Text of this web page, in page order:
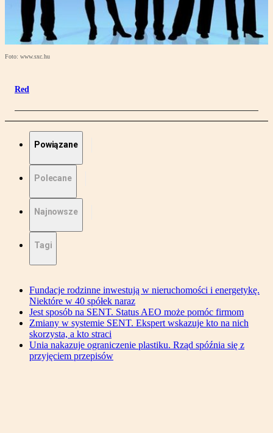
Foto: www.sxc.hu
Red
Powiązane
Polecane
Najnowsze
Tagi
Fundacje rodzinne inwestują w nieruchomości i energetykę.
Niektóre w 40 spółek naraz
Jest sposób na SENT. Status AEO może pomóc firmom
Zmiany w systemie SENT. Ekspert wskazuje kto na nich
skorzysta, a kto straci
Unia nakazuje ograniczenie plastiku. Rząd spóźnia się z
przyjęciem przepisów